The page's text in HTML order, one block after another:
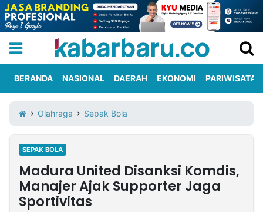
Iklan
Berita
Kami
Nasional
International
Olahraga
Entertainment
Daerah
Pariwisata
Kuliner
Kolom
BERANDA NASIONAL DAERAH EKONOMI PARIWISATA
Olahraga Sepak Bola
SEPAK BOLA
Madura United Disanksi Komdis,
Manajer Ajak Supporter Jaga
Sportivitas